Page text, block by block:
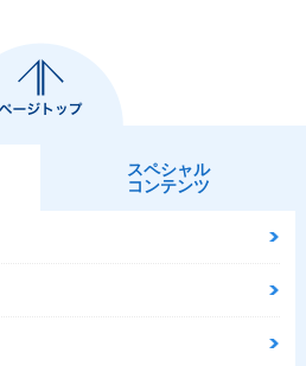
スペシャル
コンテンツ